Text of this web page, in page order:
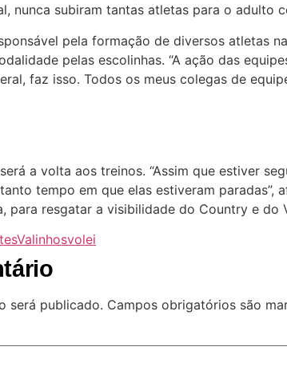
nunca subiram tantas atletas para o adulto
pela formação de diversos atletas
pelas escolinhas. “A ação das
faz isso. Todos os meus colegas de
a volta aos treinos. “Assim que estiver
tempo em que elas estiveram paradas”,
para resgatar a visibilidade do Country e do
Valinhosvolei
será publicado. Campos obrigatórios são